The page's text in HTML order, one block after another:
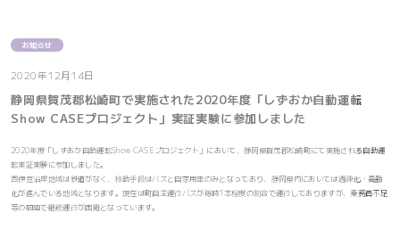
お知らせ
2020年12月14日
静岡県賀茂郡松崎町で実施された2020年度「しずおか自動運転
Show CASEプロジェクト」実証実験に参加しました
2020年度「しずおか自動運転Show CASEプロジェクト」において、静岡県賀茂郡松崎町にて実施される自動運
転実証実験に参加しました。
西伊豆沿岸地域は鉄道がなく、移動手段はバスと自家用車のみとなっており、静岡県内においては過疎化・高齢
化が進んでいる地域となります。現在は町自主運行バスが毎時1本程度の割合で運行しておりますが、乗務員不足
等の問題で継続運行が困難となっています。